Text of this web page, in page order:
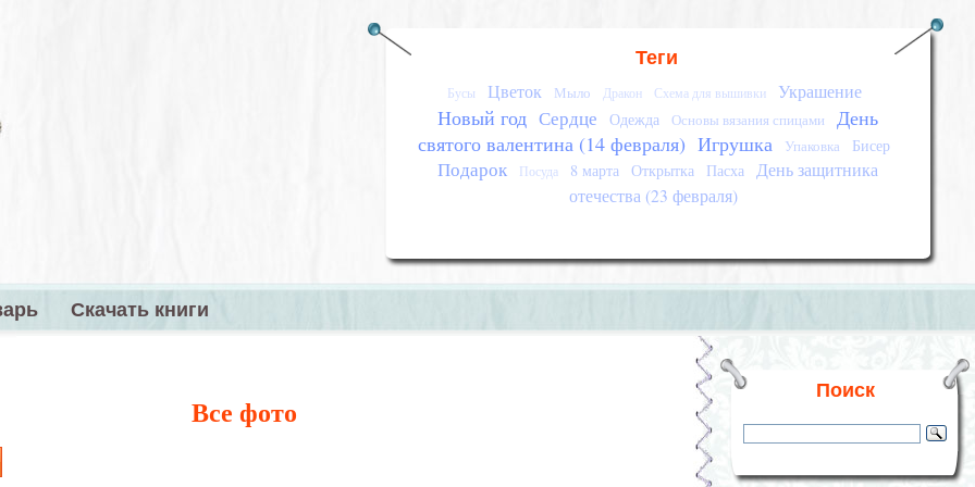
Теги
Бусы Цветок Мыло Дракон Схема для вышивки Украшение
Новый год Сердце Одежда Основы вязания спицами
День
святого валентина (14 февраля) Игрушка Упаковка Бисер
Подарок Посуда 8 марта Открытка Пасха День защитника
отечества (23 февраля)
Скачать книги
Все фото
Поиск